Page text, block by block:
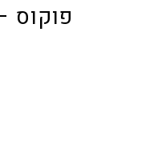
פוקוס